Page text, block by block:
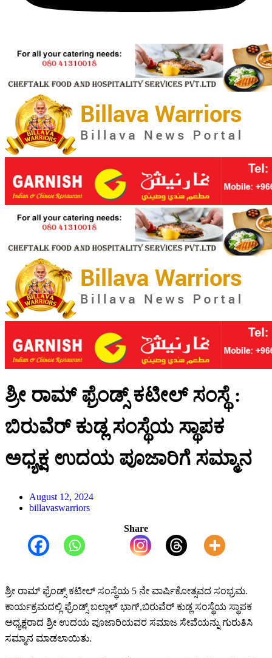
ಶ್ರೀ ರಾಮ್ ಫ್ರೆಂಡ್ಸ್ ಕಟೀಲ್ ಸಂಸ್ಥೆ :
ಬಿರುವೆರ್ ಕುಡ್ಲ ಸಂಸ್ಥೆಯ ಸ್ಥಾಪಕ
ಅಧ್ಯಕ್ಷ ಉದಯ ಪೂಜಾರಿಗೆ ಸಮ್ಮಾನ
August 12, 2024
billavaswarriors
Share
ಶ್ರೀ ರಾಮ್ ಫ್ರೆಂಡ್ಸ್ ಕಟೀಲ್ ಸಂಸ್ಥೆಯ 5 ನೇ ವಾರ್ಷಿಕೋತ್ಸವದ ಸಂಭ್ರಮ.
ಕಾರ್ಯಕ್ರಮದಲ್ಲಿ ಫ್ರೆಂಡ್ಸ್ ಬಲ್ಲಾಳ್ ಭಾಗ್,ಬಿರುವೆರ್ ಕುಡ್ಲ ಸಂಸ್ಥೆಯ ಸ್ಥಾಪಕ
ಅಧ್ಯಕ್ಷರಾದ ಶ್ರೀ ಉದಯ ಪೂಜಾರಿಯವರ ಸಮಾಜ ಸೇವೆಯನ್ನು ಗುರುತಿಸಿ
ಸಮ್ಮಾನ ಮಾಡಲಾಯಿತು.